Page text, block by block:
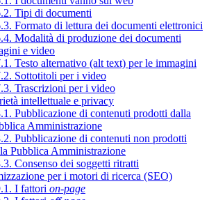
Tipi di documenti
Formato di lettura dei documenti elettronici
Modalità di produzione dei documenti
e video
Testo alternativo (alt text) per le immagini
Sottotitoli per i video
Trascrizioni per i video
intellettuale e privacy
Pubblicazione di contenuti prodotti dalla
Amministrazione
Pubblicazione di contenuti non prodotti
Pubblica Amministrazione
Consenso dei soggetti ritratti
per i motori di ricerca (SEO)
I fattori on-page